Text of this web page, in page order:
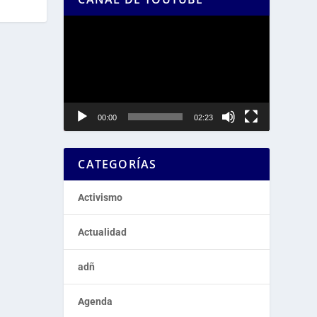
00:00 02:23
CATEGORÍAS
Activismo
Actualidad
adñ
Agenda